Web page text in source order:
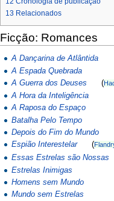
13 Relacionados
Ficção: Romances
A Dançarina de Atlântida
A Espada Quebrada
A Guerra dos Deuses (
A Hora da Inteligência
A Raposa do Espaço
Batalha Pelo Tempo
Depois do Fim do Mundo
Espião Interestelar(
Essas Estrelas são Nossas
Estrelas Inimigas
Homens sem Mundo
Mundo sem Estrelas